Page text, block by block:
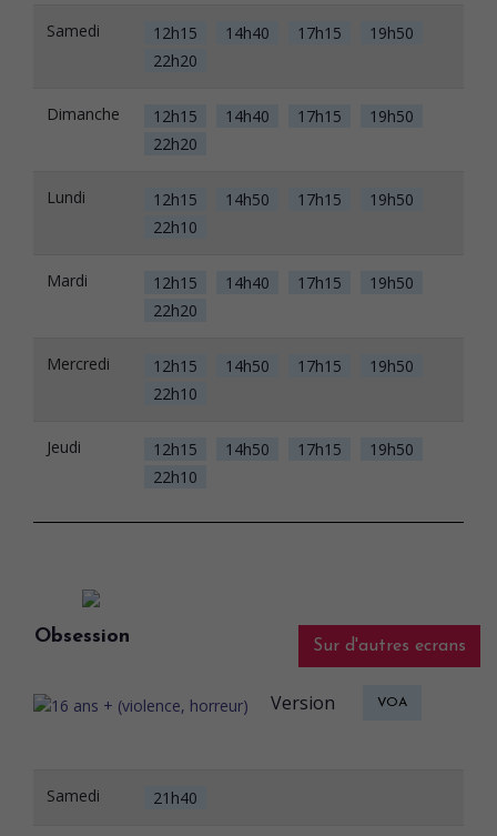
Samedi 12h15 14h40 17h15
19h50
22h20
Dimanche 12h15 14h40 17h15
19h50
22h20
Lundi 12h15 14h50 17h15
19h50
22h10
Mardi 12h15 14h40 17h15
19h50
22h20
Mercredi 12h15 14h50 17h15
19h50
22h10
Jeudi 12h15 14h50 17h15
19h50
22h10
Obsession Sur d'autres ecrans
Version VOA
Samedi 21h40